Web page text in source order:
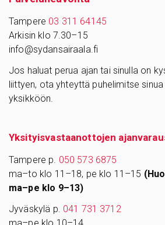
Tampere 03 311 64145
Arkisin klo 7.30–15
info@sydansairaala.fi
Jos haluat perua ajan tai sinulla on
liittyen, ota yhteyttä puhelimitse
yksikköön.
Yksityisvastaanottojen
Tampere p. 050 573 6875
ma–to klo 11–18, pe klo 11–15
ma–pe klo 9–13)
Jyväskylä p. 041 731 3712